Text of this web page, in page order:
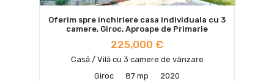
Oferim spre inchiriere casa individuala cu 3
camere, Giroc, Aproape de Primarie
225,000 €
Casă / Vilă cu 3 camere de vânzare
Giroc
87 mp 2020